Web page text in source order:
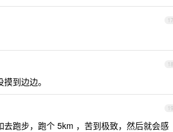
17
18
到边边。
19
跑步，跑个 5km ，苦到极致，然后就会感